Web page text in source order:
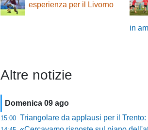
esperienza per il Livorno
in
Altre notizie
Domenica 09 ago
15:00 Triangolare da applausi per il Trento: battuti